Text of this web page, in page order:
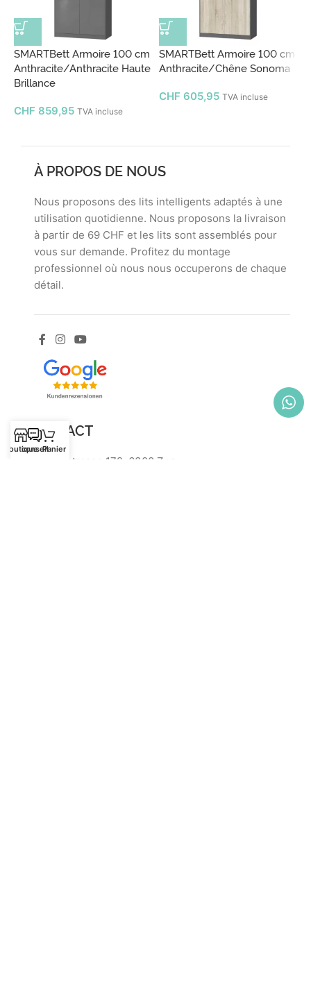
SMARTBett Armoire 100 cm
Anthracite/Anthracite Haute
Brillance
CHF 859,95 TVA incluse
SMARTBett Armoire 100 cm
Anthracite/Chêne Sonoma
CHF 605,95 TVA incluse
À PROPOS DE NOUS
Nous proposons des lits intelligents adaptés à une
utilisation quotidienne. Nous proposons la livraison
à partir de 69 CHF et les lits sont assemblés pour
vous sur demande. Profitez du montage
professionnel où nous nous occuperons de chaque
détail.
CONTACT
Chamerstrasse 172, 6300 Zug
Boutique
conseilPanier